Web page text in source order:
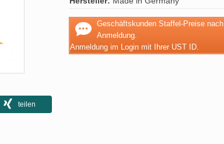
teilen
Geschäftskunden Staffel-Preise nach
Anmeldung.
Anmeldung im Login mit Ihrer UST ID.